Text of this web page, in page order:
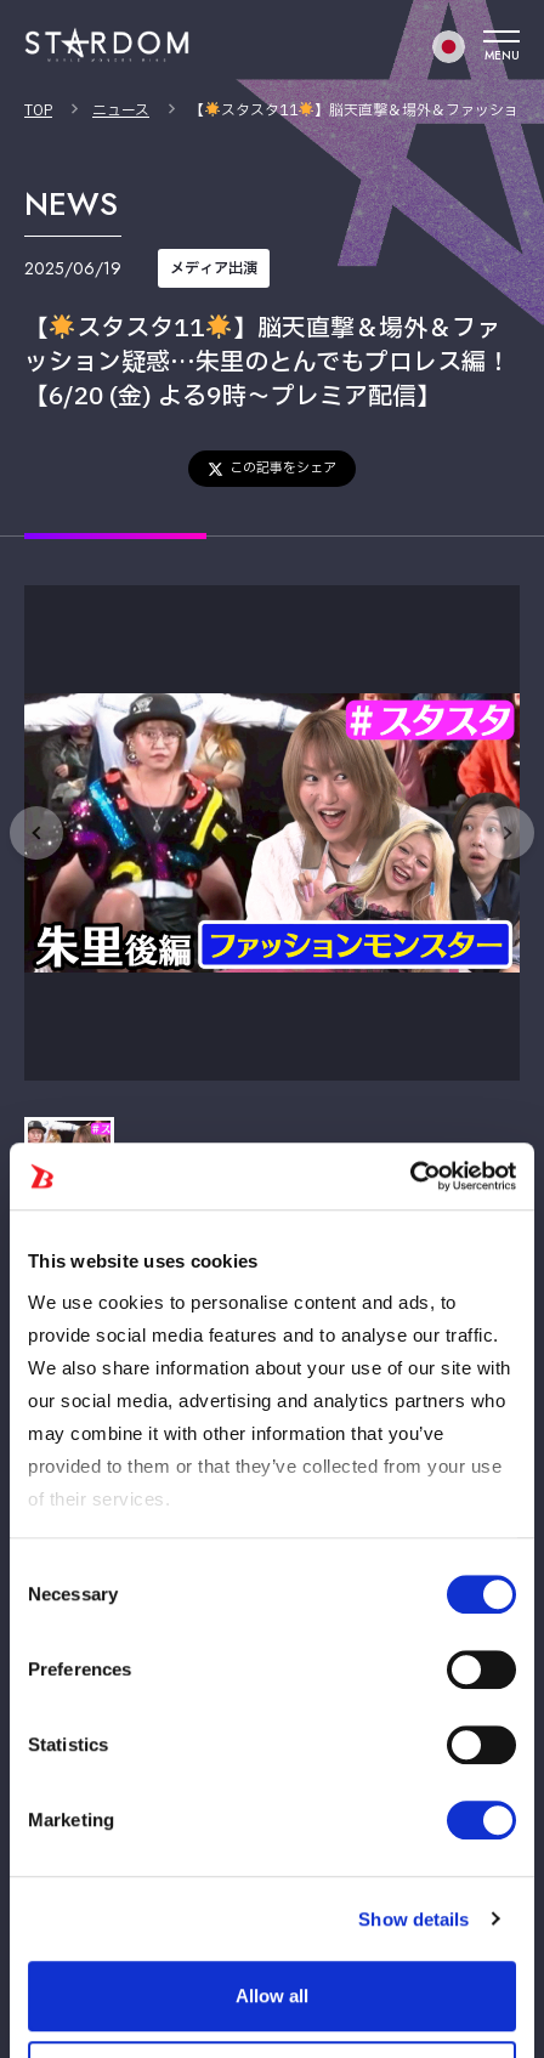
This website uses cookies
We use cookies to personalise content and ads, to
provide social media features and to analyse our traffic.
We also share information about your use of our site with
our social media, advertising and analytics partners who
may combine it with other information that you’ve
provided to them or that they’ve collected from your use
of their services.
Selection
Necessary
Preferences
Statistics
Marketing
Show details
Allow all
MENU
TOP ニュース 【 スタスタ11 】脳天直撃＆場外＆ファッショ
NEWS
2025/06/19 メディア出演
【 スタスタ11
】脳天直撃＆場外＆ファ
ッション疑惑…朱里のとんでもプロレス編！
【6/20 (金) よる9時～プレミア配信】
この記事をシェア
スタジオ」！
朱里選手の後編では、今までの試合で一番ヤバかったシーンをお
届け！
本人のなぜか爆笑リアクションと併せてお楽しみください★
【オンエア情報】
◆番組情報：エルフ×スターダム『スターダム★スタジオ』
【大会情報】
◆日時：2025年6月21日（土）
FC有料会員先行入場15:00／開場15:30／本戦開始時間／
◆会場：東京・国立代々木競技場 第二体育館